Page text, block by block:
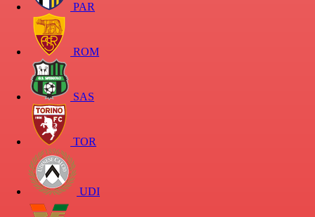
PAR
ROM
SAS
TOR
UDI